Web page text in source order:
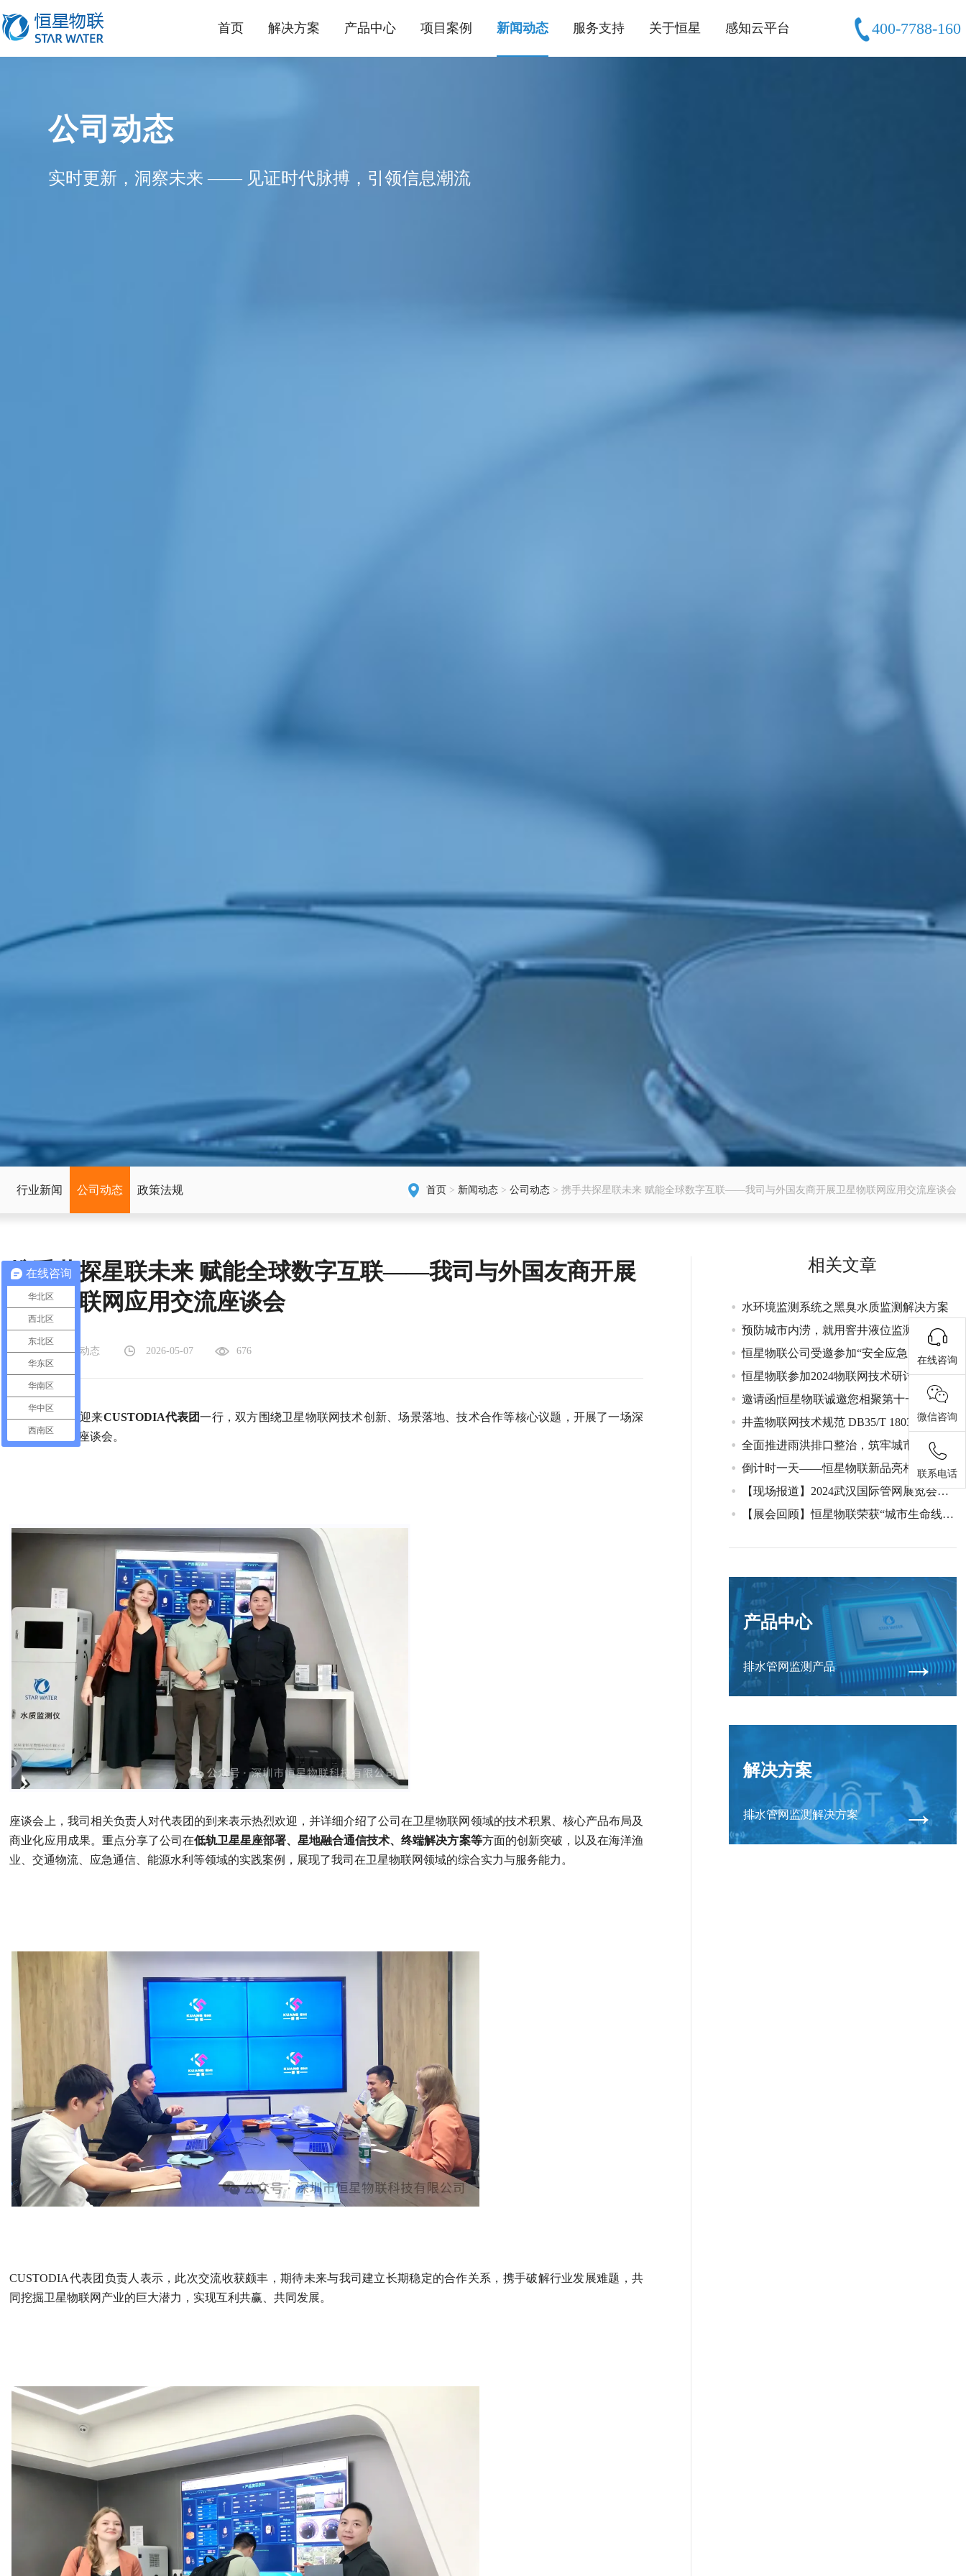
400-7788-160
首页 解决方案 产品中心 项目案例 新闻动态 服务支持 关于恒星 感知云平台
公司动态
实时更新，洞察未来 —— 见证时代脉搏，引领信息潮流
行业新闻 公司动态 政策法规 首页 > 新闻动态> 公司动态> 携手共探星联未来 赋能全球数字互联——我司与外国友商开展卫星物联网应用交流座谈会​
携手共探星联未来 赋能全球数字互联——我司与外国友商开展
卫星物联网应用交流座谈会​
信息分类：公司动态 2026-05-07 676
5月6日，我司迎来CUSTODIA代表团一行，双方围绕卫星物联网技术创新、场景落地、技术合作等核心议题，开展了一场深
度务实的交流座谈会。
座谈会上，我司相关负责人对代表团的到来表示热烈欢迎，并详细介绍了公司在卫星物联网领域的技术积累、核心产品布局及
商业化应用成果。重点分享了公司在低轨卫星星座部署、星地融合通信技术、终端解决方案等方面的创新突破，以及在海洋渔
业、交通物流、应急通信、能源水利等领域的实践案例，展现了我司在卫星物联网领域的综合实力与服务能力。
CUSTODIA代表团负责人表示，此次交流收获颇丰，期待未来与我司建立长期稳定的合作关系，携手破解行业发展难题，共
同挖掘卫星物联网产业的巨大潜力，实现互利共赢、共同发展。
相关文章
水环境监测系统之黑臭水质监测解决方案
预防城市内涝，就用窨井液位监测仪
恒星物联公司受邀参加“安全应急产业与智能传感及卫星应用技术创新发展”论坛圆桌对话
恒星物联参加2024物联网技术研讨会，共探行业创新与发展
邀请函|恒星物联诚邀您相聚第十一届武汉国际管网展览会
井盖物联网技术规范 DB35/T 1803—2018 解读与应用
全面推进雨洪排口整治，筑牢城市排水安全防线
倒计时一天——恒星物联新品亮相武汉国际管网博览会，敬请期待！
【现场报道】2024武汉国际管网展览会首日盛况，恒星物联展位亮点纷呈！
【展会回顾】恒星物联荣获“城市生命线安全工程建设先进技术产品”奖
产品中心
排水管网监测产品 →
解决方案
排水管网监测解决方案 →
在线咨询
微信咨询
联系电话
在线咨询
华北区
西北区
东北区
华东区
华南区
华中区
西南区